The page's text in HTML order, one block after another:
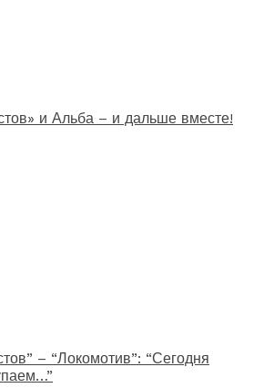
и Альба – и дальше вместе!
– “Локомотив”: “Сегодня